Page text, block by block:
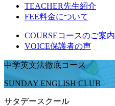
TEACHER先生紹介
FEE料金について
COURSEコースのご案内
VOICE保護者の声
中学英文法徹底コース
SUNDAY ENGLISH CLUB
サタデースクール